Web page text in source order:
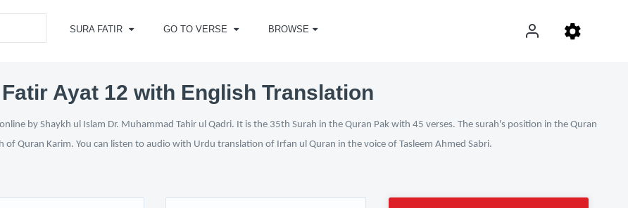
SURA FATIR GO TO VERSE BROWSE
Ayat 12 with English Translation
by Shaykh ul Islam Dr. Muhammad Tahir ul Qadri. It is the 35th Surah in the Quran Pak with 45 verses. The surah's position in the Quran
of Quran Karim. You can listen to audio with Urdu translation of Irfan ul Quran in the voice of Tasleem Ahmed Sabri.